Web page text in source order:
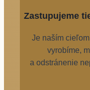
Zastupujeme
Je naším
vyrobíme,
a odstránenie